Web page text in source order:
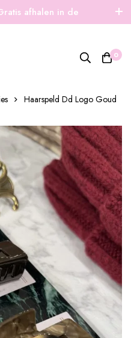
afhalen in de
0
Haarspeld Dd Logo Goud